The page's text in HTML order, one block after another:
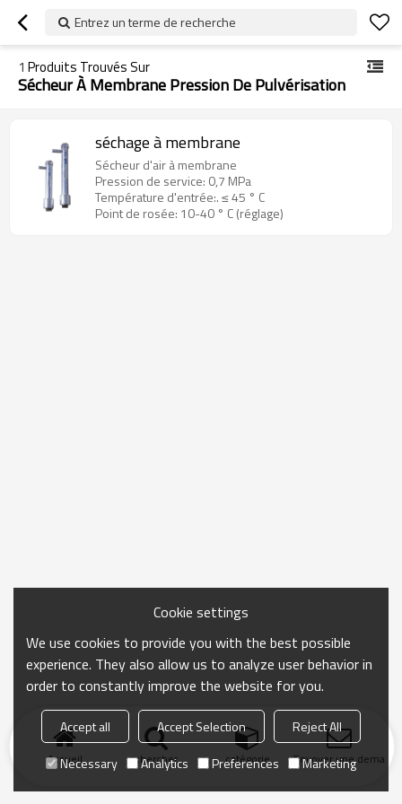
Entrez un terme de recherche
1 Produits Trouvés Sur
Sécheur À Membrane Pression De Pulvérisation
séchage à membrane
Sécheur d'air à membrane
Pression de service: 0,7 MPa
Température d'entrée:. ≤ 45 ° C
Point de rosée: 10-40 ° C (réglage)
Accueil chercher catégorie Envoyer une
Cookie settings
We use cookies to provide you with the best possible
experience. They also allow us to analyze user behavior in
order to constantly improve the website for you.
Accept all Accept Selection
Reject All
Necessary
Analytics Preferences Marketing